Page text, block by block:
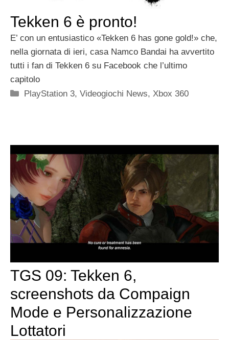
Tekken 6 è pronto!
E’ con un entusiastico «Tekken 6 has gone gold!» che,
nella giornata di ieri, casa Namco Bandai ha avvertito
tutti i fan di Tekken 6 su Facebook che l’ultimo
capitolo
Categorie
PlayStation 3,Videogiochi News,Xbox 360
TGS 09: Tekken 6,
screenshots da Compaign
Mode e Personalizzazione
Lottatori